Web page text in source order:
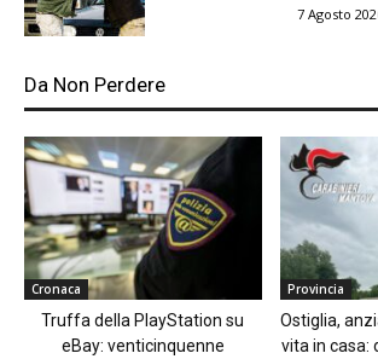
7 Agosto
Da Non Perdere
Cronaca
Truffa della PlayStation su
eBay: venticinquenne
Provincia
Ostiglia,
vita in casa: